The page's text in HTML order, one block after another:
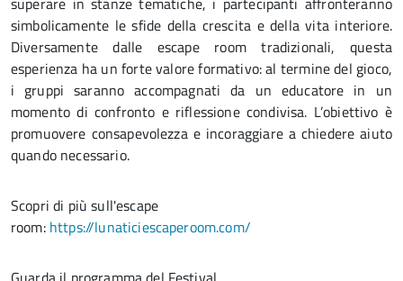
simbolicamente le sfide della crescita e della vita interiore.
Diversamente dalle escape room tradizionali, questa
esperienza ha un forte valore formativo: al termine del gioco,
i gruppi saranno accompagnati da un educatore in un
momento di confronto e riflessione condivisa. L’obiettivo è
promuovere consapevolezza e incoraggiare a chiedere aiuto
quando necessario.
Scopri di più sull'escape
room: https://lunaticiescaperoom.com/